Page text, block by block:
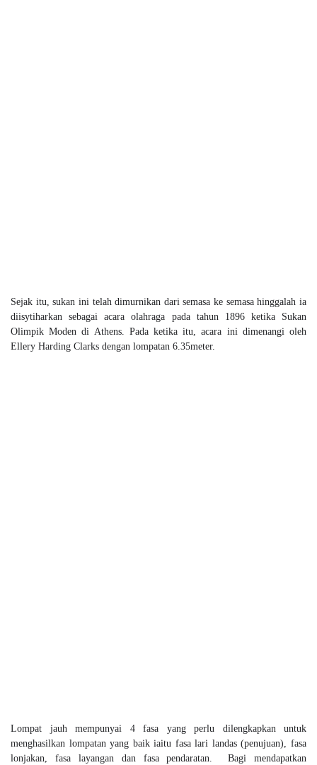
Sejak itu, sukan ini telah dimurnikan dari semasa ke semasa hinggalah ia
diisytiharkan sebagai acara olahraga pada tahun 1896 ketika Sukan
Olimpik Moden di Athens. Pada ketika itu, acara ini dimenangi oleh
Ellery Harding Clarks dengan lompatan 6.35meter.
Lompat jauh mempunyai 4 fasa yang perlu dilengkapkan untuk
menghasilkan lompatan yang baik iaitu fasa lari landas (penujuan), fasa
lonjakan, fasa layangan dan fasa pendaratan. Bagi mendapatkan